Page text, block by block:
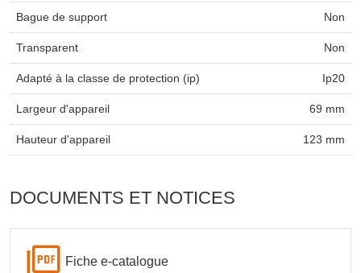
Bague de support Non
Transparent Non
Adapté à la classe de protection (ip) Ip20
Largeur d'appareil 69 mm
Hauteur d'appareil 123 mm
DOCUMENTS ET NOTICES
Fiche e-catalogue